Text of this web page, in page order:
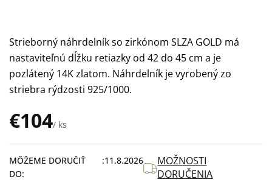
€104/ ks
Jednotková
cena:
MÔŽEME DORUČIŤ
DO:
11.8.2026
MOŽNOSTI
DORUČENIA
Strieborný náhrdelník so zirkónom SLZA GOLD má
nastaviteľnú dĺžku retiazky od 42 do 45 cm a je
pozlátený 14K zlatom. Náhrdelník je vyrobený zo
striebra rýdzosti 925/1000.